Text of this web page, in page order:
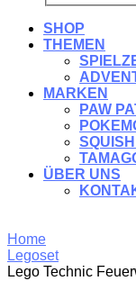
SHOP
THEMEN
MARKEN
PAW
ÜBER UNS
Home
Legoset
Lego Technic